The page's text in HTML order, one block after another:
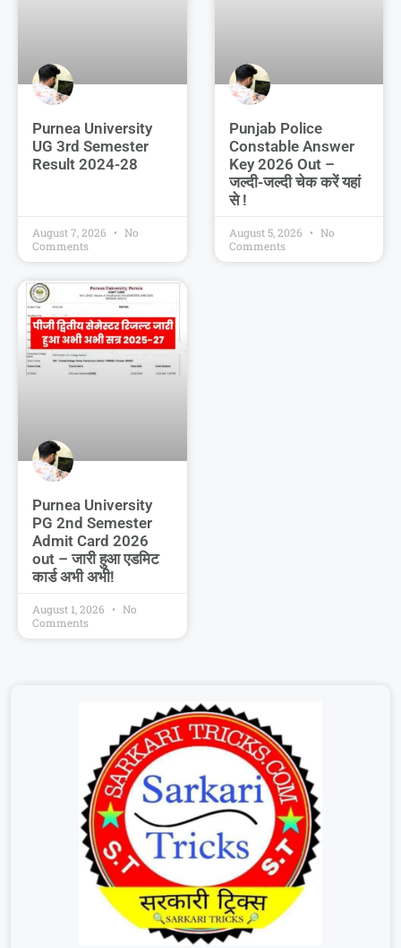
Purnea University
UG 3rd Semester
Result 2024-28
August 7, 2026
No
Comments
Punjab Police
Constable Answer
Key 2026 Out –
जल्दी-जल्दी चेक करें यहां
से !
August 5, 2026
No
Comments
Purnea University
PG 2nd Semester
Admit Card 2026
out – जारी हुआ एडमिट
कार्ड अभी अभी!
August 1, 2026
No
Comments